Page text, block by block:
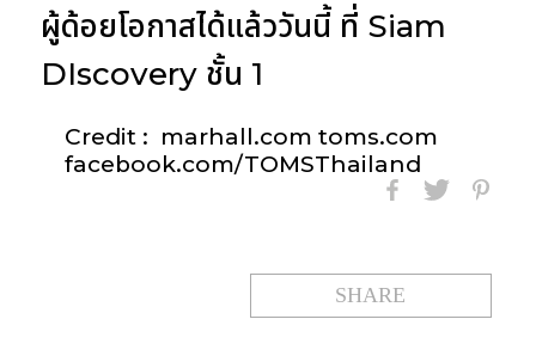
ผู้ด้อยโอกาสได้แล้ววันนี้ ที่ Siam
DIscovery ชั้น 1
Credit : marhall.com toms.com
facebook.com/TOMSThailand
SHARE